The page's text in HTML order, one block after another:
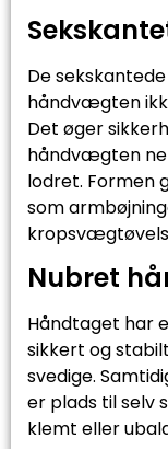
De
håndvægten
Det øger
håndvægten
lodret. Formen
som
Nubret
Håndtaget har
sikkert og
svedige.
er plads til selv
klemt eller